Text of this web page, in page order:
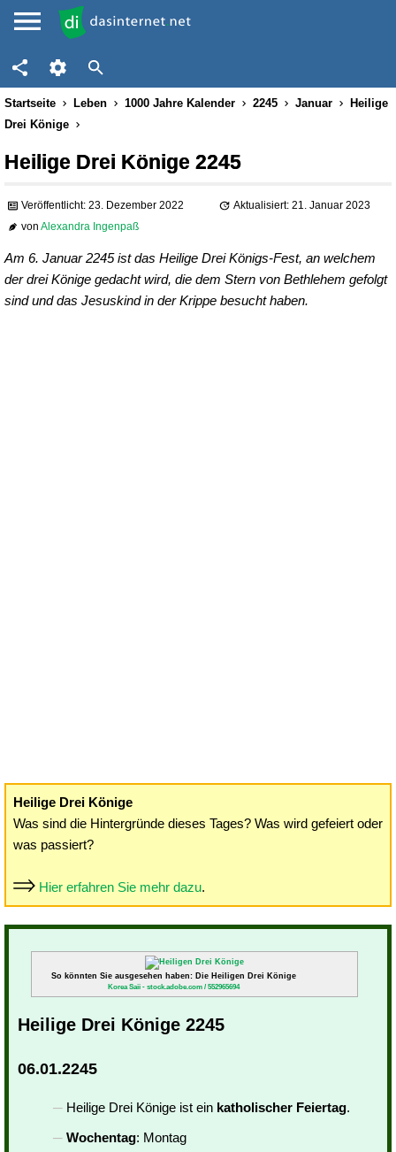
Startseite Leben 1000 Jahre Kalender 2245 Januar
Heilige
Drei Könige
Heilige Drei Könige 2245
Veröffentlicht: 23. Dezember 2022
Aktualisiert: 21. Januar 2023
vonAlexandra Ingenpaß
Am 6. Januar 2245 ist das Heilige Drei Königs-Fest, an welchem
der drei Könige gedacht wird, die dem Stern von Bethlehem gefolgt
sind und das Jesuskind in der Krippe besucht haben.
Heilige Drei Könige
Was sind die Hintergründe dieses Tages? Was wird gefeiert oder
was passiert?
Hier erfahren Sie mehr dazu.
So könnten Sie ausgesehen haben: Die Heiligen Drei Könige
Korea Saii - stock.adobe.com / 552965694
Heilige Drei Könige 2245
06.01.2245
Heilige Drei Könige ist ein katholischer Feiertag.
Wochentag: Montag